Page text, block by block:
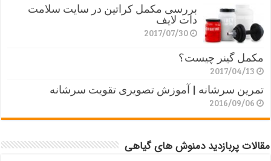
بررسی مکمل کراتین در سایت سلامت
دات لایف
2017/07/30
مکمل گینر چیست؟
2017/04/13
تمرین سرشانه | آموزش تصویری تقویت سرشانه
2016/09/06
مقالات پربازدید دمنوش های گیاهی